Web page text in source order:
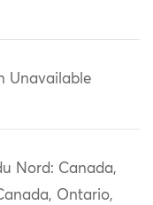
Unavailable
Nord: Canada,
Ontario,